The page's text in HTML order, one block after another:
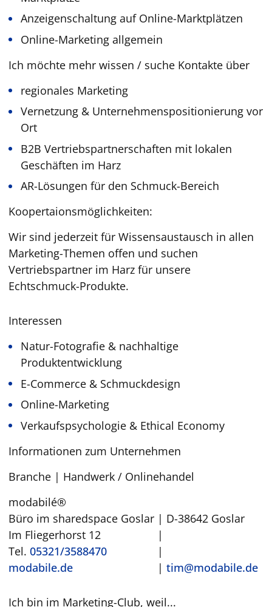
Anzeigenschaltung auf Online-Marktplätzen
Online-Marketing allgemein
Ich möchte mehr wissen / suche Kontakte über
regionales Marketing
Vernetzung & Unternehmenspositionierung vor
Ort
B2B Vertriebspartnerschaften mit lokalen
Geschäften im Harz
AR-Lösungen für den Schmuck-Bereich
Koopertaionsmöglichkeiten:
Wir sind jederzeit für Wissensaustausch in allen
Marketing-Themen offen und suchen
Vertriebspartner im Harz für unsere
Echtschmuck-Produkte.
Interessen
Natur-Fotografie & nachhaltige
Produktentwicklung
E-Commerce & Schmuckdesign
Online-Marketing
Verkaufspsychologie & Ethical Economy
Informationen zum Unternehmen
Branche | Handwerk / Onlinehandel
modabilé®
Büro im sharedspace Goslar
Im Fliegerhorst 12
|
|
D-38642 Goslar
Tel. 05321/3588470
|
modabile.de
| tim@modabile.de
Ich bin im Marketing-Club, weil...